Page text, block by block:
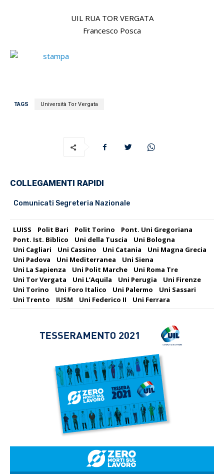
UIL RUA TOR VERGATA
Francesco Posca
TAGS Università Tor Vergata
COLLEGAMENTI RAPIDI
Comunicati Segreteria Nazionale
LUISS Polit Bari Polit Torino
Pont. Uni Gregoriana
Pont. Ist. Biblico
Uni della Tuscia
Uni Bologna
Uni Cagliari
Uni Cassino Uni Catania
Uni Magna Grecia
Uni Padova
Uni Mediterranea
Uni Siena
Uni La Sapienza
Uni Polit Marche
Uni Roma Tre
Uni Tor Vergata
Uni L’Aquila Uni Perugia
Uni Firenze
Uni Torino
Uni Foro Italico Uni Palermo
Uni Sassari
Uni Trento
IUSM Uni Federico II Uni Ferrara